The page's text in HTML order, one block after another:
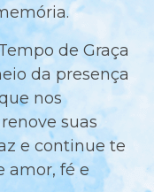
de Graça
da presença
nos
suas
e continue te
amor, fé e